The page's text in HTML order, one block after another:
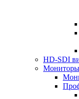
HD-SDI
Мониторы